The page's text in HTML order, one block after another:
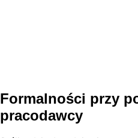
Formalności przy
pracodawcy